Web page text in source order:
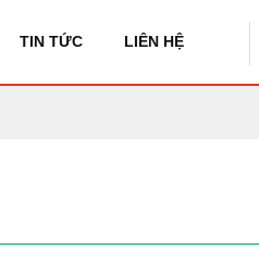
TIN TỨC LIÊN HỆ